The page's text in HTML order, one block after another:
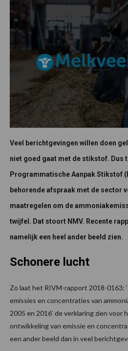
Veel berichtgevingen willen doen
niet goed gaat met de stikstof. Dus
Programmatische Aanpak Stikstof
behorende afspraak met de sector
maatregelen om de
twijfel. Dat stoort NMV. Recente
namelijk een heel ander beeld zien.
Schonere lucht
Zo laat het RIVM-rapport 2018-0163:
emissies en concentraties van
2005 en 2016’ de verklaring zien voor
ontwikkeling van emissie en
een ander beeld dan in veel